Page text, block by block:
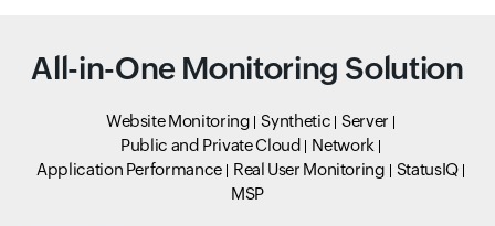
All-in-One Monitoring Solution
Website Monitoring Synthetic
Server
Public and Private Cloud
Network
Application Performance
Real User Monitoring
StatusIQ
MSP